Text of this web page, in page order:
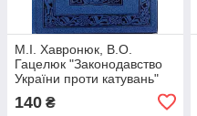
М.І. Хавронюк, В.О.
Гацелюк "Законодавство
України проти катувань"
140 ₴